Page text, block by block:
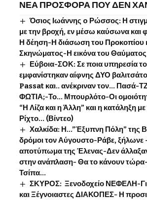
ΝΕΑ ΠΡΟΣΦΟΡΑ ΠΟΥ ΔΕΝ
Όσιος Ιωάννης o Ρώσσος: Η
με την βροχή, εν μέσω καύσωνα και
Η δέηση-Η διάσωση του Προκοπίου
Σκηνώματος-Η εικόνα του Θαύματος
Εύβοια-ΣΟΚ: Σε ποια υπηρεσία
εμφανίστηκαν αίφνης ΔΥΟ
Passat και.. ανέκριναν τον… Πασά-
ΦΩΤΙΑ;-Το… Μπουρλότο-Οι
“Η Λίζα και η Άλλη” και η κατάληξη με
Ρίχτο… (Βίντεο)
Χαλκίδα: Η…”Έξυπνη Πόλη” της
δρόμοι τον Αύγουστο-Ράβε,
αποτύπωμα της Έλενας-Δεν
στην ανάπλαση- Θα το κάνουν τώρα-
Τσίπα…
ΣΚΥΡΟΣ: Ξενοδοχείο ΝΕΦΕΛΗ-
και Ξέγνοιαστες ΔΙΑΚΟΠΕΣ- Η